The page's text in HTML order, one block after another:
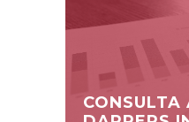
CONSULTA